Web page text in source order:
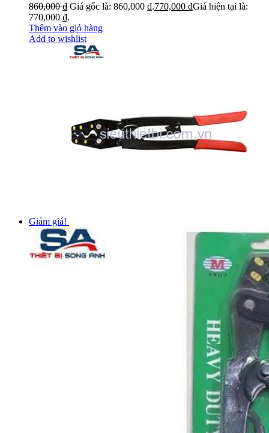
860,000₫ Giá gốc là: 860,000 ₫.770,000 ₫Giá hiện tại là:
770,000 ₫.
Thêm vào giỏ hàng
Add to wishlist
Giảm giá!